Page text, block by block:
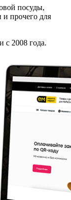
посуды,
и прочего для
с 2008 года.